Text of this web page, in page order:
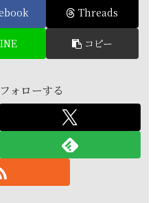
Threads
コピー
ォローする